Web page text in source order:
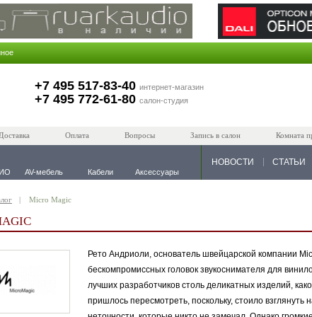
+7 495 517-83-40 интернет-магазин
+7 495 772-61-80 салон-студия
Доставка Оплата Вопросы Запись в салон Комната
AV-мебель Кабели Аксессуары
НОВОСТИ СТАТЬИ
Micro Magic
Рето Андриоли, основатель швейцарской компании
бескомпромиссных головок звукоснимателя для
лучших разработчиков столь деликатных изделий,
пришлось пересмотреть, поскольку, стоило